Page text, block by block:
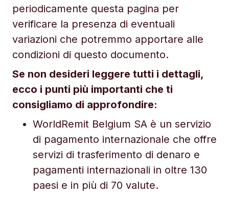
periodicamente questa pagina per
verificare la presenza di eventuali
variazioni che potremmo apportare alle
condizioni di questo documento.
Se non desideri leggere tutti i dettagli,
ecco i punti più importanti che ti
consigliamo di approfondire:
WorldRemit Belgium SA è un servizio
di pagamento internazionale che offre
servizi di trasferimento di denaro e
pagamenti internazionali in oltre 130
paesi e in più di 70 valute.